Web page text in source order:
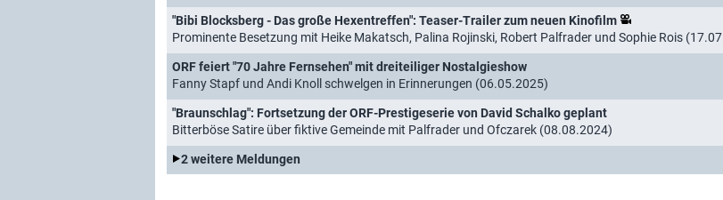
"Bibi Blocksberg - Das große Hexentreffen": Teaser-Trailer zum neuen Kinofilm
Prominente Besetzung mit Heike Makatsch, Palina Rojinski, Robert Palfrader und Sophie Rois (17.07.2025)
ORF feiert "70 Jahre Fernsehen" mit dreiteiliger Nostalgieshow
Fanny Stapf und Andi Knoll schwelgen in Erinnerungen (06.05.2025)
"Braunschlag": Fortsetzung der ORF-Prestigeserie von David Schalko geplant
Bitterböse Satire über fiktive Gemeinde mit Palfrader und Ofczarek (08.08.2024)
2 weitere Meldungen